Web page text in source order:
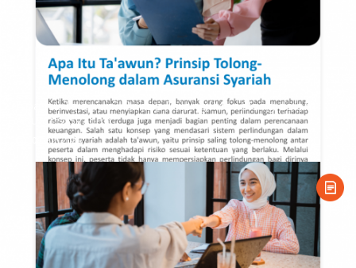
Apa Itu Ta'awun? Prinsip Tolong-Menolong dalam
Asuransi Syariah
08 Jun 2026